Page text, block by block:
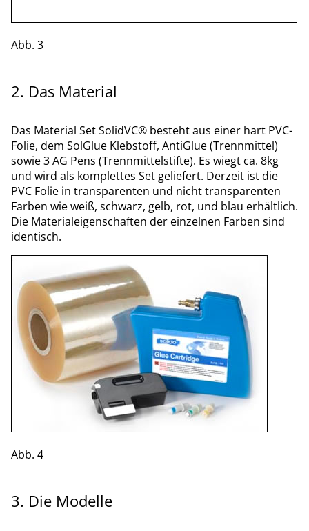
Abb. 3
2. Das Material
Das Material Set SolidVC® besteht aus einer hart PVC-
Folie, dem SolGlue Klebstoff, AntiGlue (Trennmittel)
sowie 3 AG Pens (Trennmittelstifte). Es wiegt ca. 8kg
und wird als komplettes Set geliefert. Derzeit ist die
PVC Folie in transparenten und nicht transparenten
Farben wie weiß, schwarz, gelb, rot, und blau erhältlich.
Die Materialeigenschaften der einzelnen Farben sind
identisch.
Abb. 4
3. Die Modelle